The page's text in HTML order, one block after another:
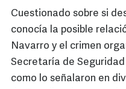
Cuestionado sobre si
conocía la posible
Navarro y el crimen
Secretaría de
como lo señalaron en